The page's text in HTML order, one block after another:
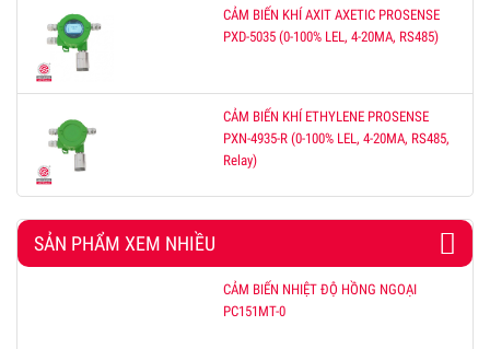
CẢM BIẾN KHÍ AXIT AXETIC PROSENSE
PXD-5035 (0-100% LEL, 4-20MA, RS485)
CẢM BIẾN KHÍ ETHYLENE PROSENSE
PXN-4935-R (0-100% LEL, 4-20MA, RS485,
Relay)
SẢN PHẨM XEM NHIỀU
CẢM BIẾN NHIỆT ĐỘ HỒNG NGOẠI
PC151MT-0